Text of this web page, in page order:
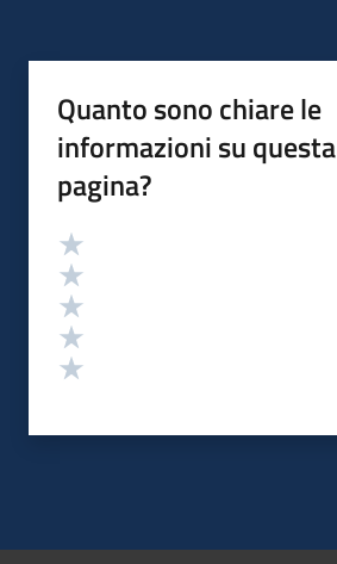
Quanto sono chiare le
informazioni su questa
pagina?
Valutazione